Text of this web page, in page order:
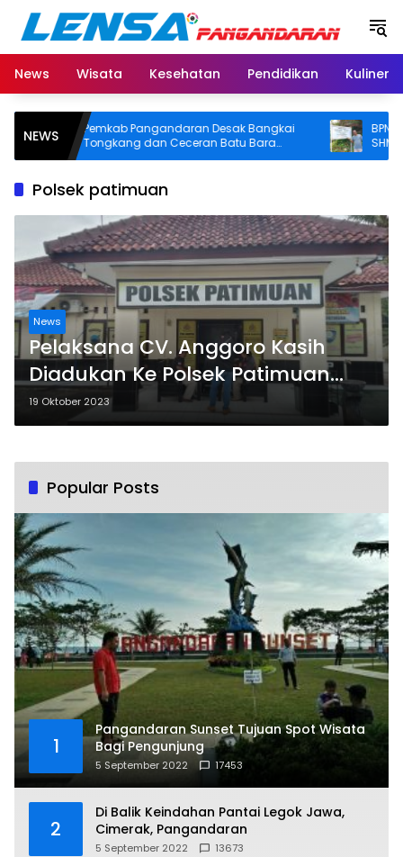
Langsung
konten
News
Wisata Kesehatan Pendidikan Kuliner
NEWSPemkab Pangandaran Desak Bangkai
Tongkang dan Ceceran Batu Bara
Segera Diangkat, Soroti Buruknya
BPN
SHM di
Usut Asal-
Polsek patimuan
News
Pelaksana CV. Anggoro Kasih
Diadukan Ke Polsek Patimuan
Cilacap, Ini Penyebabnya
19 Oktober 2023
Popular Posts
1
Pangandaran Sunset Tujuan Spot Wisata
Bagi Pengunjung
5 September 2022 17453
2
Di Balik Keindahan Pantai Legok Jawa,
Cimerak, Pangandaran
5 September 2022 13673